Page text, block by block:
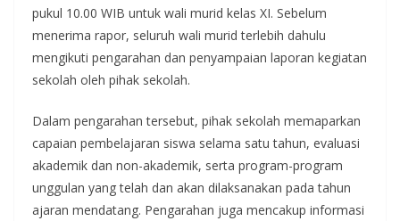
pukul 10.00 WIB untuk wali murid kelas XI. Sebelum
menerima rapor, seluruh wali murid terlebih dahulu
mengikuti pengarahan dan penyampaian laporan kegiatan
sekolah oleh pihak sekolah.
Dalam pengarahan tersebut, pihak sekolah memaparkan
capaian pembelajaran siswa selama satu tahun, evaluasi
akademik dan non-akademik, serta program-program
unggulan yang telah dan akan dilaksanakan pada tahun
ajaran mendatang. Pengarahan juga mencakup informasi